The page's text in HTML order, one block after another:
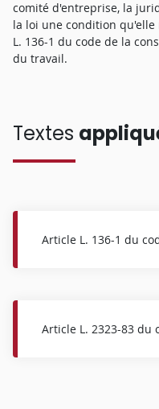
comité d'entreprise, la
la loi une condition qu'elle
L. 136-1 du code de la
du travail.
Textes
Article L. 136-1 du
Article L. 2323-83 du